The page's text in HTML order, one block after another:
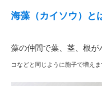
海藻（カイソウ）と
藻の仲間で葉、茎、根が
コなどと同じように胞子で増えま